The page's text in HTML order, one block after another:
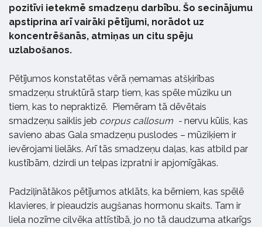
pozitīvi ietekmē smadzeņu darbību. Šo secinājumu
apstiprina arī vairāki pētījumi, norādot uz
koncentrēšanās, atmiņas un citu spēju
uzlabošanos.
Pētījumos konstatētas vērā ņemamas atšķirības
smadzeņu struktūrā starp tiem, kas spēle mūziku un
tiem, kas to nepraktizē. Piemēram tā dēvētais
smadzeņu saiklis jeb corpus callosum - nervu kūlis, kas
savieno abas Gala smadzeņu puslodes – mūziķiem ir
ievērojami lielāks. Arī tās smadzeņu daļas, kas atbild par
kustībām, dzirdi un telpas izpratni ir apjomīgākas.
Padziļinātākos pētījumos atklāts, ka bērniem, kas spēlē
klavieres, ir pieaudzis augšanas hormonu skaits. Tam ir
liela nozīme cilvēka attīstībā, jo no tā daudzuma atkarīgs